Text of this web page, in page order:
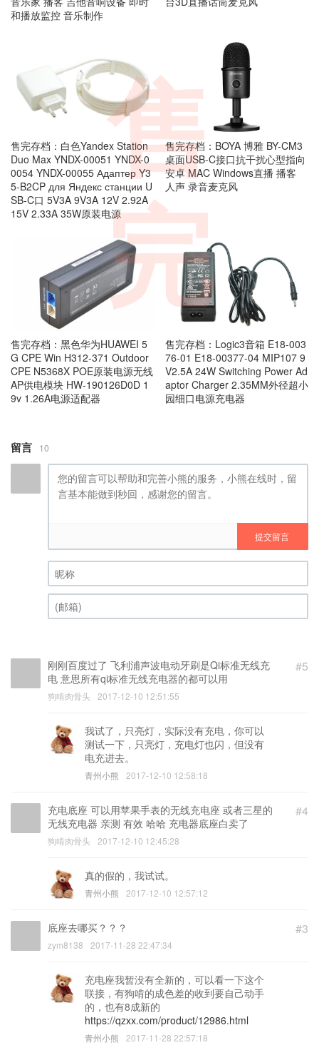
和播放监控 音乐制作
售完存档：白色Yandex Station
Duo Max YNDX-00051 YNDX-0
0054 YNDX-00055 Адаптер Y3
5-B2CP для Яндекс станции U
SB-C口 5V3A 9V3A 12V 2.92A
15V 2.33A 35W原装电源
售完存档：BOYA 博雅 BY-CM3
桌面USB-C接口抗干扰心型指向
安卓 MAC Windows直播 播客
人声 录音麦克风
售完存档：黑色华为HUAWEI 5
G CPE Win H312-371 Outdoor
CPE N5368X POE原装电源无线
AP供电模块 HW-190126D0D 1
9v 1.26A电源适配器
售完存档：Logic3音箱 E18-003
76-01 E18-00377-04 MIP107 9
V2.5A 24W Switching Power Ad
aptor Charger 2.35MM外径超小
园细口电源充电器
留言 10
提交留言
昵称 (必填)
#5
刚刚百度过了 飞利浦声波电动牙刷是Qi标准无线充
电 意思所有qi标准无线充电器的都可以用
狗啃肉骨头 2017-12-10 12:51:55
我试了，只亮灯，实际没有充电，你可以
测试一下，只亮灯，充电灯也闪，但没有
电充进去。
青州小熊 2017-12-10 12:58:18
#4
充电底座 可以用苹果手表的无线充电座 或者三星的
无线充电器 亲测 有效 哈哈 充电器底座白卖了
狗啃肉骨头 2017-12-10 12:45:28
真的假的，我试试。
青州小熊 2017-12-10 12:57:12
#3
底座去哪买？？？
zym8138 2017-11-28 22:47:34
充电座我暂没有全新的，可以看一下这个
联接，有狗啃的成色差的收到要自己动手
的，也有8成新的
https://qzxx.com/product/12986.html
青州小熊 2017-11-28 22:57:18
售
完